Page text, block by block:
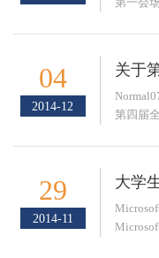
04
2014-12
第四届
29
2014-11